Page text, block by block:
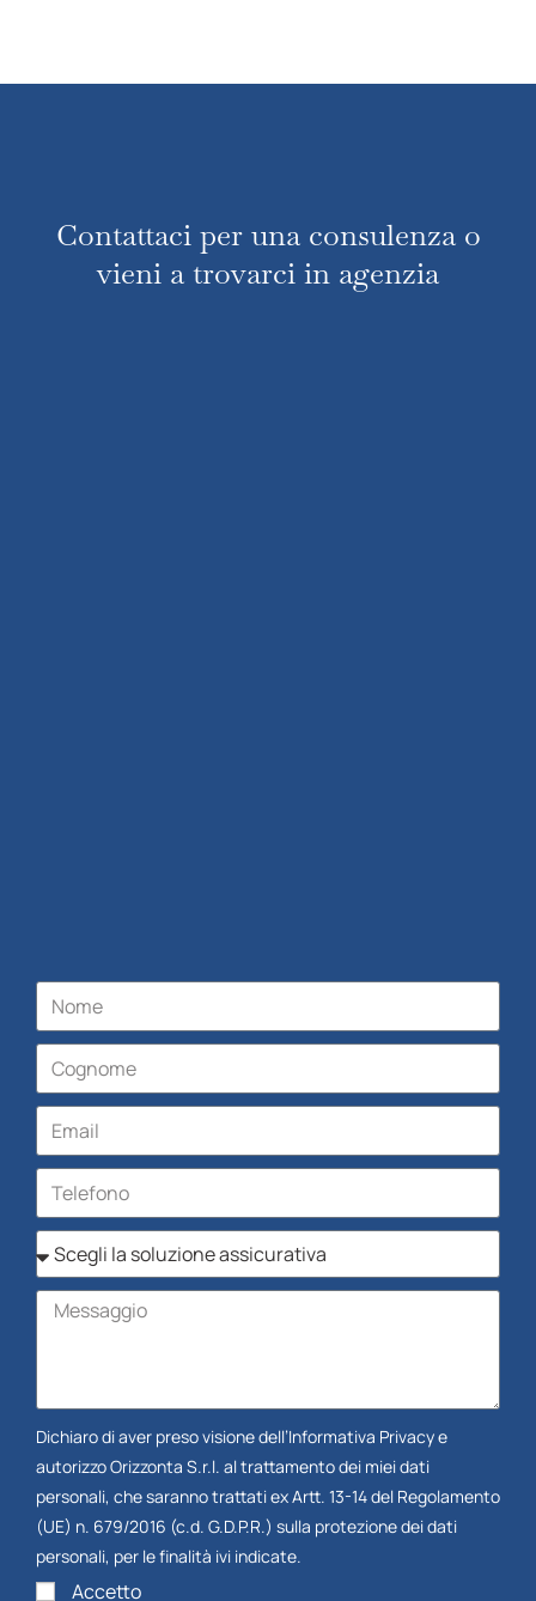
Contattaci per una consulenza o
vieni a trovarci in agenzia
Dichiaro di aver preso visione dell’Informativa Privacye
autorizzo Orizzonta S.r.l. al trattamento dei miei dati
personali, che saranno trattati ex Artt. 13-14 del Regolamento
(UE) n. 679/2016 (c.d. G.D.P.R.) sulla protezione dei dati
personali, per le finalità ivi indicate.
Accetto